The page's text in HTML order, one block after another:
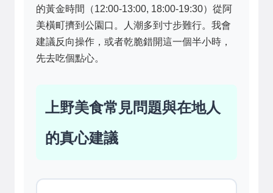
的黃金時間（12:00-13:00, 18:00-19:30）從阿
美橫町擠到公園口。人潮多到寸步難行。我會
建議反向操作，或者乾脆錯開這一個半小時，
先去吃個點心。
上野美食常見問題與在地人
的真心建議